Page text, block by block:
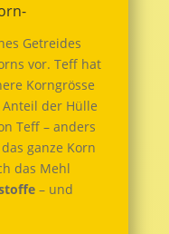
Getreides
vor. Teff hat
Korngrösse
der Hülle
Teff – anders
ganze Korn
das Mehl
– und